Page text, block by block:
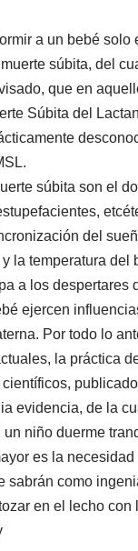
a un bebé
súbita, del
que en
Súbita del
súbita son el
del
la temperatura
a los
ejercen
Por todo lo
la práctica
evidencia, de la
niño duerme
es la
sabrán como
en el lecho con